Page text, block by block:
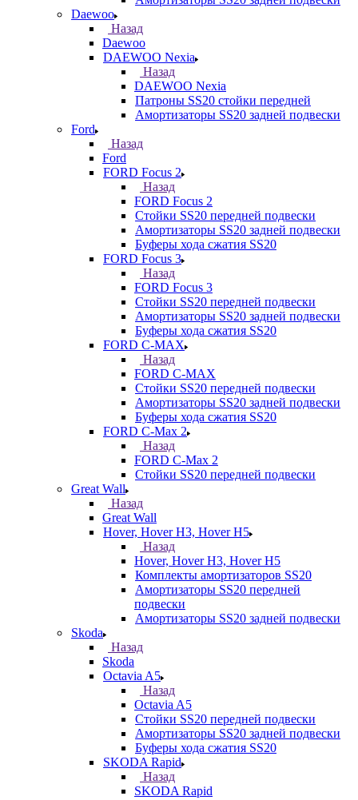
Daewoo
Назад
Daewoo
DAEWOO Nexia
Назад
DAEWOO Nexia
Патроны SS20 стойки передней
Амортизаторы SS20 задней подвески
Ford
Назад
Ford
FORD Focus 2
Назад
FORD Focus 2
Стойки SS20 передней подвески
Амортизаторы SS20 задней подвески
Буферы хода сжатия SS20
FORD Focus 3
Назад
FORD Focus 3
Стойки SS20 передней подвески
Амортизаторы SS20 задней подвески
Буферы хода сжатия SS20
FORD С-MAX
Назад
FORD С-MAX
Стойки SS20 передней подвески
Амортизаторы SS20 задней подвески
Буферы хода сжатия SS20
FORD C-Max 2
Назад
FORD C-Max 2
Стойки SS20 передней подвески
Great Wall
Назад
Great Wall
Hover, Hover H3, Hover H5
Назад
Hover, Hover H3, Hover H5
Комплекты амортизаторов SS20
Амортизаторы SS20 передней
подвески
Амортизаторы SS20 задней подвески
Skoda
Назад
Skoda
Octavia A5
Назад
Octavia A5
Стойки SS20 передней подвески
Амортизаторы SS20 задней подвески
Буферы хода сжатия SS20
SKODA Rapid
Назад
SKODA Rapid